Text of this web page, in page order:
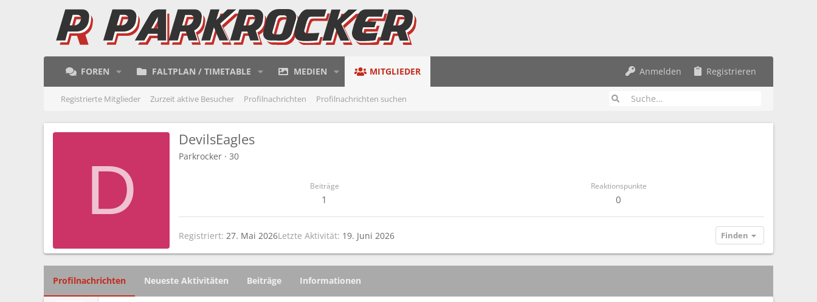
FOREN FALTPLAN / TIMETABLE MEDIEN MITGLIEDER Anmelden Registrieren
Registrierte Mitglieder Zurzeit aktive Besucher Profilnachrichten Profilnachrichten suchen
D
DevilsEagles
Parkrocker · 30
Beiträge
1
Reaktionspunkte
0
Registriert 27. Mai 2026Letzte Aktivität 19. Juni 2026 Finden
Profilnachrichten Neueste Aktivitäten Beiträge Informationen